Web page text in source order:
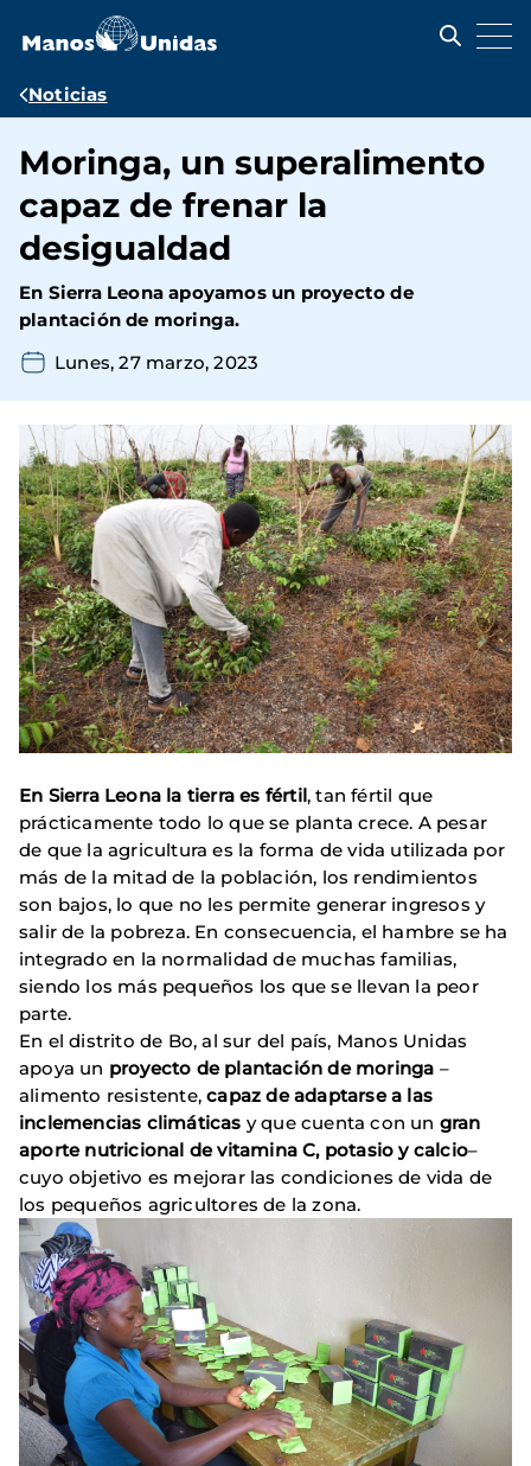
contenido
Ruta
navegación
Noticias
Moringa, un superalimento
capaz de frenar la
desigualdad
En Sierra Leona apoyamos un proyecto de
plantación de moringa.
Lunes, 27 marzo, 2023
En Sierra Leona la tierra es fértil, tan fértil que
prácticamente todo lo que se planta crece. A pesar
de que la agricultura es la forma de vida utilizada por
más de la mitad de la población, los rendimientos
son bajos, lo que no les permite generar ingresos y
salir de la pobreza. En consecuencia, el hambre se ha
integrado en la normalidad de muchas familias,
siendo los más pequeños los que se llevan la peor
parte.
En el distrito de Bo, al sur del país, Manos Unidas
apoya un proyecto de plantación de moringa –
alimento resistente,capaz de adaptarse a las
inclemencias climáticas y que cuenta con un gran
aporte nutricional de vitamina C, potasio y calcio–
cuyo objetivo es mejorar las condiciones de vida de
los pequeños agricultores de la zona.